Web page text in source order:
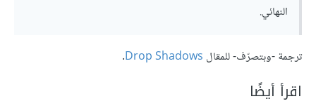
النهائي.
ترجمة -وبتصرّف- للمقال Drop Shadows
.
اقرأ أيضًا